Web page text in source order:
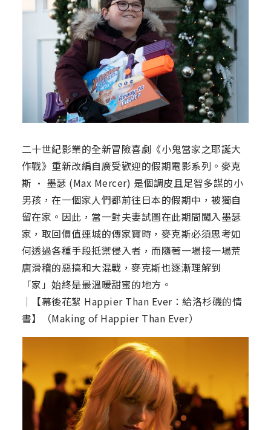
二十世紀影業的全新冒險喜劇《小鬼當家之耶誕大
作戰》重新改編自廣受歡迎的假期電影系列。麥克
斯 · 墨瑟 (Max Mercer) 是個調皮且足智多謀的小
男孩，在一個家人們都前往日本的假期中，被獨自
留在家。因此，當一對夫妻試圖在此期間闖入墨瑟
家，取回價值連城的傳家寶時，麥克斯必須思考如
何透過各種手段抵禦侵入者，而隨著一場接一場荒
唐滑稽的惡搞和大混戰，麥克斯也逐漸理解到
「家」始終是最溫暖甜蜜的地方。
│【幕後花絮 Happier Than Ever：給洛杉磯的情
書】（Making of Happier Than Ever）